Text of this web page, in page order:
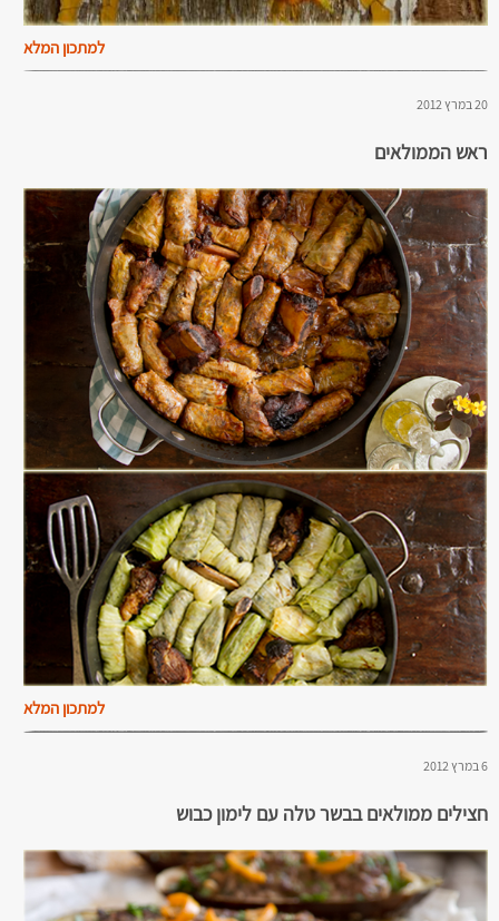
למתכון המלא
20 במרץ 2012
ראש הממולאים
למתכון המלא
6 במרץ 2012
חצילים ממולאים בבשר טלה עם לימון כבוש